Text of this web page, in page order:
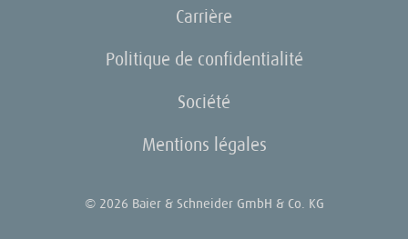
Carrière
Politique de confidentialité
Société
Mentions légales
© 2026 Baier & Schneider GmbH & Co. KG